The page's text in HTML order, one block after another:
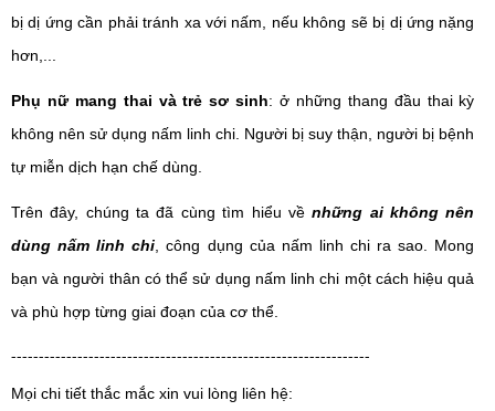
bị dị ứng cần phải tránh xa với nấm, nếu không sẽ bị dị ứng nặng
hơn,...
Phụ nữ mang thai và trẻ sơ sinh: ở những thang đầu thai kỳ
không nên sử dụng nấm linh chi. Người bị suy thận, người bị bệnh
tự miễn dịch hạn chế dùng.
Trên đây, chúng ta đã cùng tìm hiểu vềnhững ai không nên
dùng nấm linh chi , công dụng của nấm linh chi ra sao. Mong
bạn và người thân có thể sử dụng nấm linh chi một cách hiệu quả
và phù hợp từng giai đoạn của cơ thể.
-----------------------------------------------------------------
Mọi chi tiết thắc mắc xin vui lòng liên hệ: